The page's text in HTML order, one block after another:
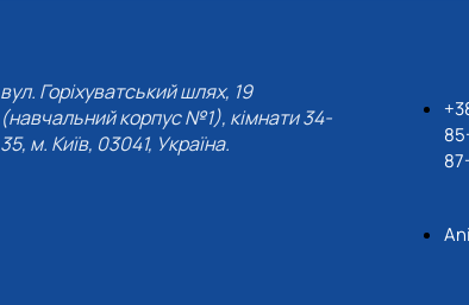
вул. Горіхуватський шлях, 19
(навчальний корпус №1), кімнати 34-
35, м. Київ, 03041, Україна.